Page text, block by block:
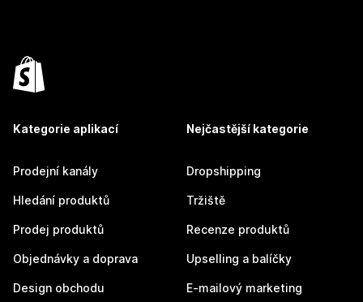
Kategorie aplikací
Prodejní kanály
Hledání produktů
Prodej produktů
Objednávky a doprava
Design obchodu
Nejčastější kategorie
Dropshipping
Tržiště
Recenze produktů
Upselling a balíčky
E-mailový marketing